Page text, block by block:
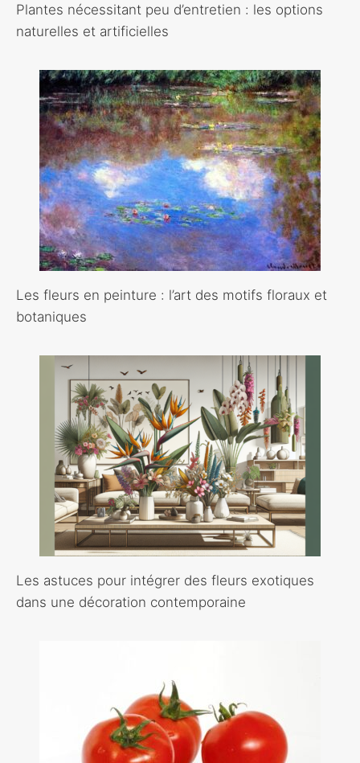
Plantes nécessitant peu d’entretien : les options
naturelles et artificielles
Les fleurs en peinture : l’art des motifs floraux et
botaniques
Les astuces pour intégrer des fleurs exotiques
dans une décoration contemporaine